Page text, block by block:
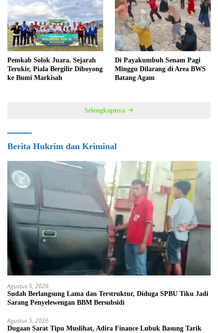
Pemkab Solok Juara. Sejarah
Terukir, Piala Bergilir Diboyong
ke Bumi Markisah
Di Payakumbuh Senam Pagi
Minggu Dilarang di Area BWS
Batang Agam
Selengkapnya
Berita Hukrim dan Kriminal
Agustus 5, 2026
Sudah Berlangsung Lama dan Terstruktur, Diduga SPBU Tiku Jadi
Sarang Penyelewengan BBM Bersubsidi
Agustus 5, 2026
Dugaan Sarat Tipu Muslihat, Adira Finance Lubuk Basung Tarik